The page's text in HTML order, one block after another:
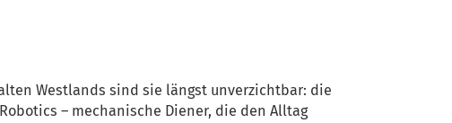
Westlands sind sie längst unverzichtbar: die
– mechanische Diener, die den Alltag